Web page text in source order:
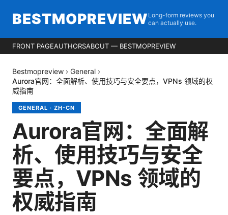
BESTMOPREVIEW Long-form reviews you
can actually use.
FRONT PAGEAUTHORSABOUT — BESTMOPREVIEW
Bestmopreview › General ›
Aurora官网：全面解析、使用技巧与安全要点，VPNs 领域的权
威指南
GENERAL · ZH-CN
Aurora官网：全面解
析、使用技巧与安全
要点，VPNs 领域的
权威指南